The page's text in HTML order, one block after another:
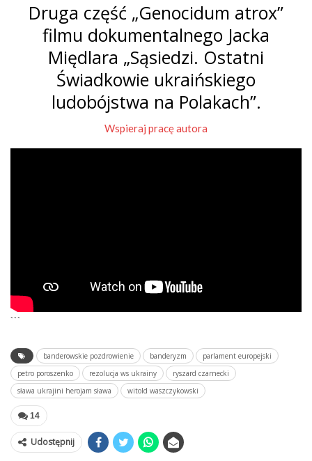
Druga część „Genocidum atrox”
filmu dokumentalnego Jacka
Międlara „Sąsiedzi. Ostatni
Świadkowie ukraińskiego
ludobójstwa na Polakach”.
Wspieraj pracę autora
```
banderowskie pozdrowienie banderyzm
parlament europejski
petro poroszenko
rezolucja ws ukrainy
ryszard czarnecki
sława ukrajini herojam sława
witold waszczykowski
14
Udostępnij